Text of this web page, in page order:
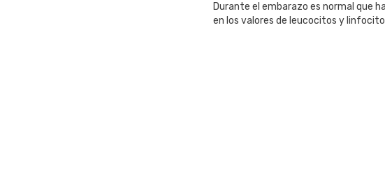
Durante el embarazo es normal que
en los valores de leucocitos y